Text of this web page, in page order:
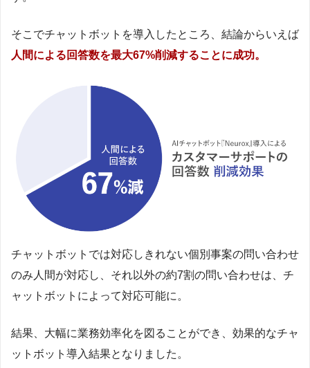
そこでチャットボットを導入したところ、結論からいえば
人間による回答数を最大67%削減することに成功。
チャットボットでは対応しきれない個別事案の問い合わせ
のみ人間が対応し、それ以外の約7割の問い合わせは、チ
ャットボットによって対応可能に。
結果、大幅に業務効率化を図ることができ、効果的なチャ
ットボット導入結果となりました。